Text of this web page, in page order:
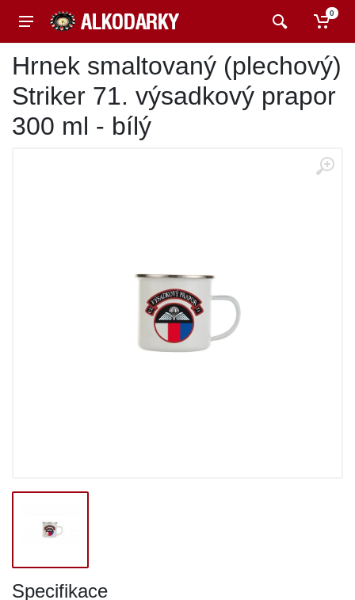
0
Hrnek smaltovaný (plechový)
Striker 71. výsadkový prapor
300 ml - bílý
Specifikace